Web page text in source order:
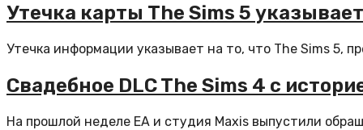
Утечка карты The Sims 5
Утечка информации указывает на то, что The Sims 5,
Свадебное DLC The Sims 4 с
На прошлой неделе EA и студия Maxis выпустили